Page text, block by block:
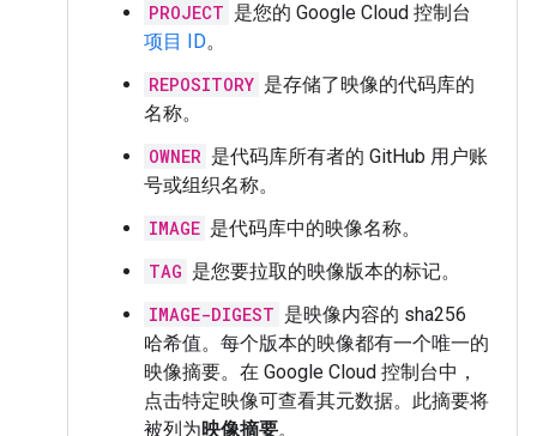
PROJECT 是您的 Google Cloud 控制台
项目 ID。
REPOSITORY 是存储了映像的代码库的
名称。
OWNER 是代码库所有者的 GitHub 用户账
号或组织名称。
IMAGE 是代码库中的映像名称。
TAG 是您要拉取的映像版本的标记。
IMAGE-DIGEST 是映像内容的 sha256
哈希值。每个版本的映像都有一个唯一的
映像摘要。在 Google Cloud 控制台中，
点击特定映像可查看其元数据。此摘要将
被列为映像摘要。